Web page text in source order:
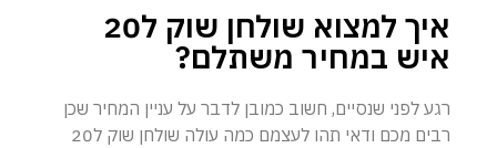
איך למצוא שולחן שוק ל20
איש במחיר משתלם?
רגע לפני שנסיים, חשוב כמובן לדבר על עניין המחיר שכן
רבים מכם ודאי תהו לעצמם כמה עולה שולחן שוק ל20